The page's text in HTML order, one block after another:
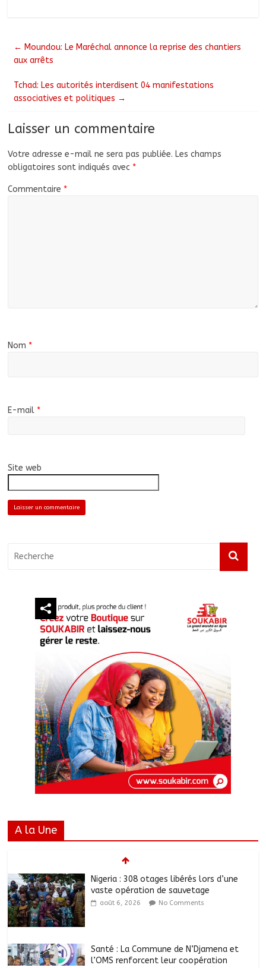
← Moundou: Le Maréchal annonce la reprise des chantiers
aux arrêts
Tchad: Les autorités interdisent 04 manifestations
associatives et politiques →
Laisser un commentaire
Votre adresse e-mail ne sera pas publiée. Les champs
obligatoires sont indiqués avec *
Commentaire *
Nom *
E-mail *
Site web
A la Une
Nigeria : 308 otages libérés lors d’une
vaste opération de sauvetage
août 6, 2026 No Comments
Santé : La Commune de N’Djamena et
l’OMS renforcent leur coopération